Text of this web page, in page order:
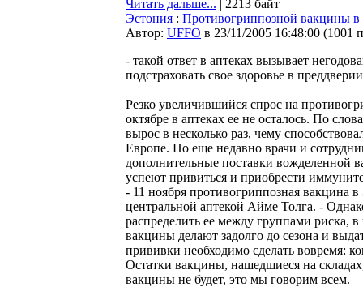
Читать дальше... | 2213 байт
Эстония : Противогриппозной вакцины в
Автор: UFFO в 23/11/2005 16:48:00 (1001
- такой ответ в аптеках вызывает
подстраховать свое здоровье в
Резко увеличившийся спрос на
октябре в аптеках ее не осталось. По
вырос в несколько раз, чему
Европе. Но еще недавно врачи и
дополнительные поставки вожделенной
успеют привиться и приобрести
- 11 ноября противогриппозная вакцина
центральной аптекой Айме Толга. -
распределить ее между группами риска,
вакцины делают задолго до сезона и
прививки необходимо сделать вовремя:
Остатки вакцины, нашедшиеся на
вакцины не будет, это мы говорим всем.